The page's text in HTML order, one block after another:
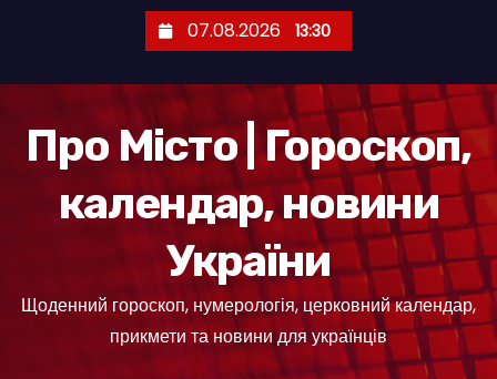
07.08.2026 13:30
Про Місто | Гороскоп,
календар, новини
України
Щоденний гороскоп, нумерологія, церковний календар,
прикмети та новини для українців